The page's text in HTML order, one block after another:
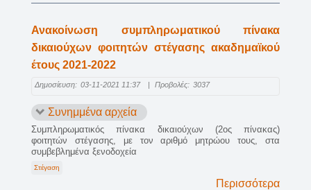
Ανακοίνωση συμπληρωματικού πίνακα
δικαιούχων φοιτητών στέγασης ακαδημαϊκού
έτους 2021-2022
Δημοσίευση: 03-11-2021 11:37 | Προβολές: 3037
Συνημμένα αρχεία
Συμπληρωματικός πίνακα δικαιούχων (2ος πίνακας)
φοιτητών στέγασης, με τον αριθμό μητρώου τους, στα
συμβεβλημένα ξενοδοχεία
Στέγαση
Περισσότερα